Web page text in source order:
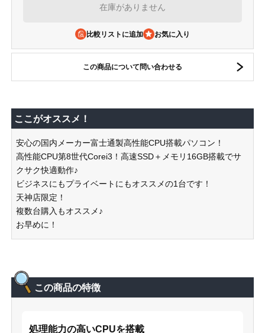
在庫がありません
比較リストに追加
この商品について問い合わせる
ここがオススメ！
安心の国内メーカー富士通製高性能CPU搭載パソコン！
高性能CPU第8世代Corei3！高速SSD＋メモリ16GB搭載でサ
クサク快適動作♪
ビジネスにもプライベートにもオススメの1台です！
天神店限定！
複数台購入もオススメ♪
お早めに！
この商品の特徴
処理能力の高いCPUを搭載